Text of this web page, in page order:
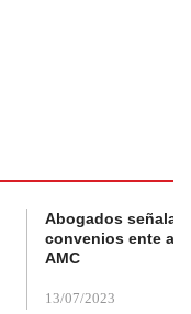
Abogados
convenios ente
AMC
13/07/2023